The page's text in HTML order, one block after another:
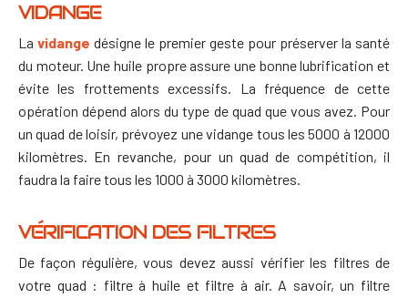
VIDANGE
La vidange désigne le premier geste pour préserver la santé
du moteur. Une huile propre assure une bonne lubrification et
évite les frottements excessifs. La fréquence de cette
opération dépend alors du type de quad que vous avez. Pour
un quad de loisir, prévoyez une vidange tous les 5000 à 12000
kilomètres. En revanche, pour un quad de compétition, il
faudra la faire tous les 1000 à 3000 kilomètres.
VÉRIFICATION DES FILTRES
De façon régulière, vous devez aussi vérifier les filtres de
votre quad : filtre à huile et filtre à air. A savoir, un filtre